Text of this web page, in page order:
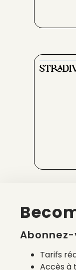
Tarifs
Accès à